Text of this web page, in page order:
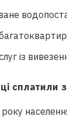
із
сплатили
року